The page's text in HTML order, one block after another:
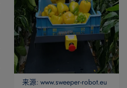
来源: www.sweeper-robot.eu